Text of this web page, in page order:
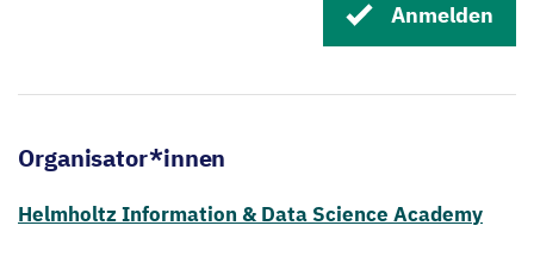
Anmelden
Organisator*innen
Helmholtz Information & Data Science Academy